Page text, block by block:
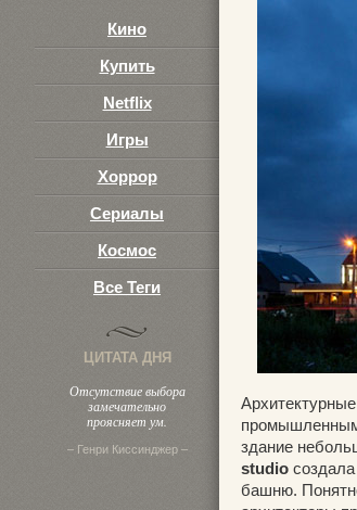
Кино
Купить
Netflix
Игры
Хоррор
Сериалы
Космос
Все Теги
ЦИТАТА ДНЯ
Отсутствие выбора
замечательно
проясняет ум.
– Генри Киссинджер –
здание
studio
башню.